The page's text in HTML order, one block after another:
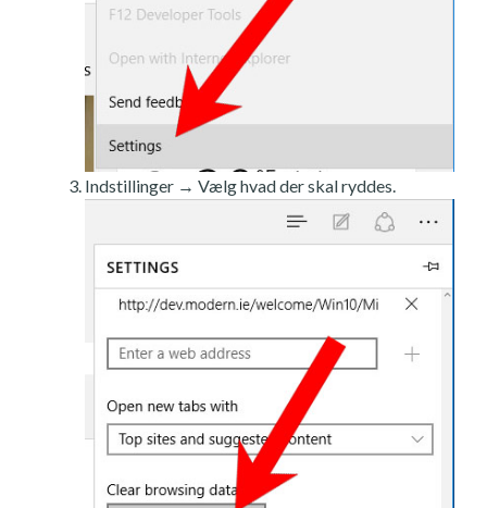
Indstillinger → Vælg hvad der skal ryddes.